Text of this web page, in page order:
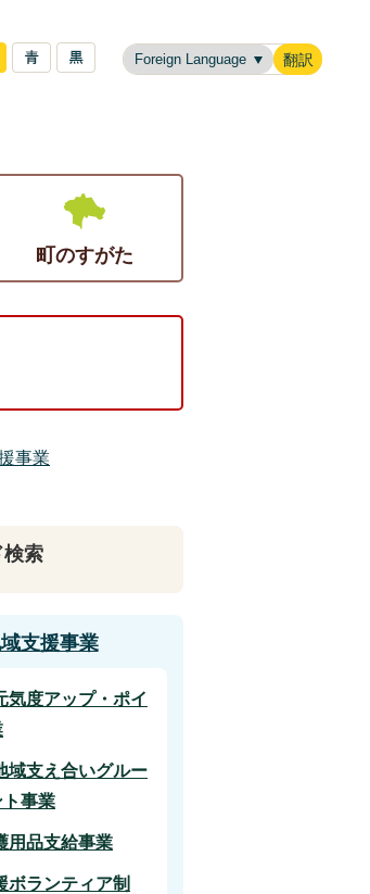
翻訳
町のすがた
事業
検索
支援事業
気度アップ・ポイ
域支え合いグルー
事業
用品支給事業
ボランティア制